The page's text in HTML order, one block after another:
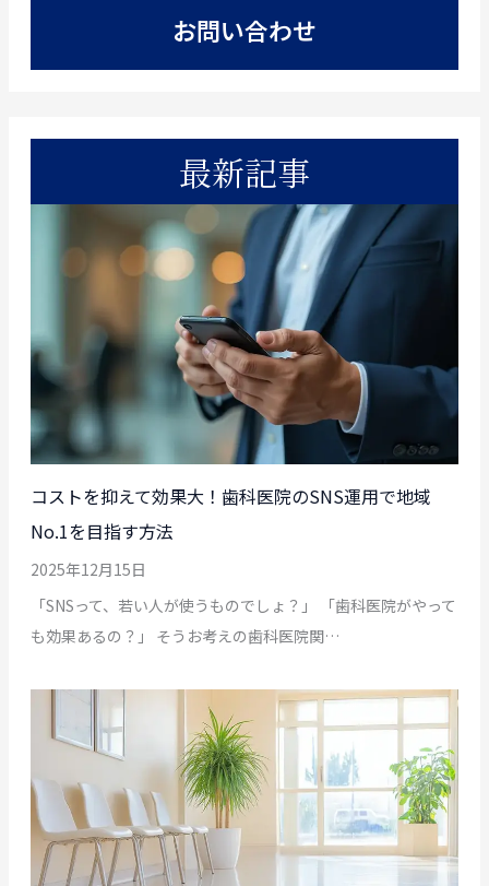
お問い合わせ
最新記事
コストを抑えて効果大！歯科医院のSNS運用で地域
No.1を目指す方法
2025年12月15日
「SNSって、若い人が使うものでしょ？」 「歯科医院がやって
も効果あるの？」 そうお考えの歯科医院関…